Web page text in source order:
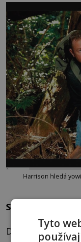
Harrison hledá
Stál na dvorku
Dean Harrison si
Tyto